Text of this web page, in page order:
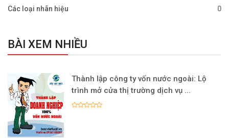
Các loại nhãn hiệu 0
BÀI XEM NHIỀU
Thành lập công ty vốn nước ngoài: Lộ
trình mở cửa thị trường dịch vụ ...